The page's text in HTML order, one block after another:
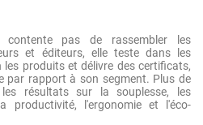
contente pas de rassembler les
et éditeurs, elle teste dans les
produits et délivre des certificats,
par rapport à son segment. Plus de
résultats sur la souplesse, les
productivité, l'ergonomie et l'éco-